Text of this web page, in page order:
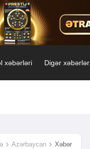
xəbərləri Digər xəbərlər
Azərbaycan Xəbər